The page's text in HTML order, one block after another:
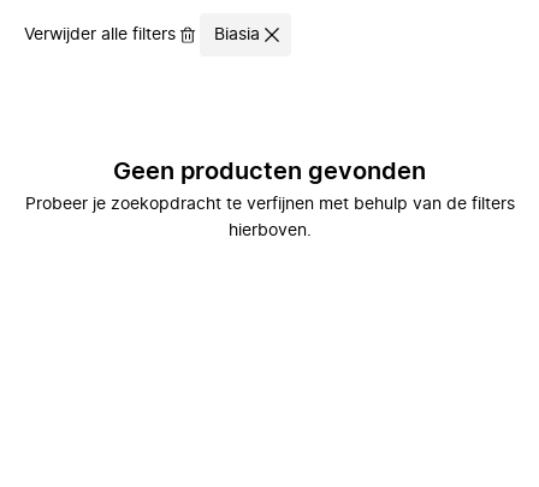
Verwijder alle filters Biasia
Geen producten gevonden
Probeer je zoekopdracht te verfijnen met behulp van de filters
hierboven.